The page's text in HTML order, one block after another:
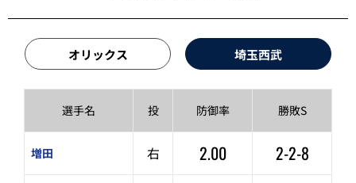
オリックス 埼玉西武
選手名 投 防御率 勝敗S
増田 右 2.00 2-2-8